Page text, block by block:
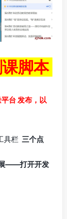
脚本
台 发布，以
具栏 三个点
——打开开发